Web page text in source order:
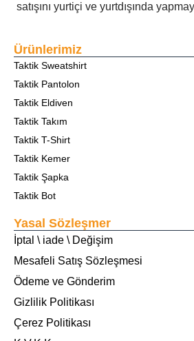
satışını yurtiçi ve yurtdışında
Ürünlerimiz
Taktik Sweatshirt
Taktik Pantolon
Taktik Eldiven
Taktik Takım
Taktik T-Shirt
Taktik Kemer
Taktik Şapka
Taktik Bot
Yasal Sözleşmer
İptal \ iade \ Değişim
Mesafeli Satış Sözleşmesi
Ödeme ve Gönderim
Gizlilik Politikası
Çerez Politikası